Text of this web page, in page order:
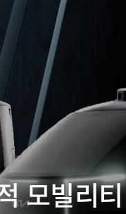
모빌리